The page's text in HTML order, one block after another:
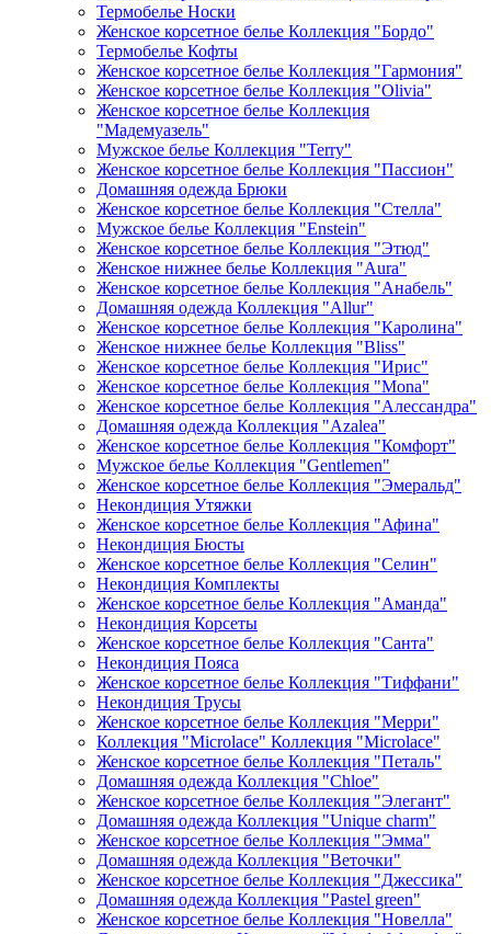
Термобелье Носки
Женское корсетное белье Коллекция "Бордо"
Термобелье Кофты
Женское корсетное белье Коллекция "Гармония"
Женское корсетное белье Коллекция "Olivia"
Женское корсетное белье Коллекция
"Мадемуазель"
Мужское белье Коллекция "Terry"
Женское корсетное белье Коллекция "Пассион"
Домашняя одежда Брюки
Женское корсетное белье Коллекция "Стелла"
Мужское белье Коллекция "Enstein"
Женское корсетное белье Коллекция "Этюд"
Женское нижнее белье Коллекция "Aura"
Женское корсетное белье Коллекция "Анабель"
Домашняя одежда Коллекция "Allur"
Женское корсетное белье Коллекция "Каролина"
Женское нижнее белье Коллекция "Bliss"
Женское корсетное белье Коллекция "Ирис"
Женское корсетное белье Коллекция "Mona"
Женское корсетное белье Коллекция "Алессандра"
Домашняя одежда Коллекция "Azalea"
Женское корсетное белье Коллекция "Комфорт"
Мужское белье Коллекция "Gentlemen"
Женское корсетное белье Коллекция "Эмеральд"
Некондиция Утяжки
Женское корсетное белье Коллекция "Афина"
Некондиция Бюсты
Женское корсетное белье Коллекция "Селин"
Некондиция Комплекты
Женское корсетное белье Коллекция "Аманда"
Некондиция Корсеты
Женское корсетное белье Коллекция "Санта"
Некондиция Пояса
Женское корсетное белье Коллекция "Тиффани"
Некондиция Трусы
Женское корсетное белье Коллекция "Мерри"
Коллекция "Microlace" Коллекция "Microlace"
Женское корсетное белье Коллекция "Петаль"
Домашняя одежда Коллекция "Chloe"
Женское корсетное белье Коллекция "Элегант"
Домашняя одежда Коллекция "Unique charm"
Женское корсетное белье Коллекция "Эмма"
Домашняя одежда Коллекция "Веточки"
Женское корсетное белье Коллекция "Джессика"
Домашняя одежда Коллекция "Pastel green"
Женское корсетное белье Коллекция "Новелла"